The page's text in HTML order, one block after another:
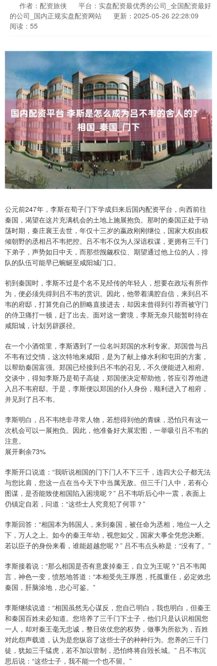
作者：配资旅侠
平台：实盘配资最优秀的公司_全国配资最好
的公司_国内正规实盘配资网站
更新：2025-05-26 22:28:09
阅读：55
公元前247年，李斯在荀子门下学成归来后国内配资平台，向西前往
秦国，渴望在这片充满机会的土地上施展抱负。那时的秦国正处于动
荡时期，秦庄襄王去世，年仅十三岁的嬴政刚刚继位，国家大权由权
倾朝野的丞相吕不韦把控。吕不韦不仅为人深谙权谋，更拥有三千门
下弟子，声势如日中天，而那些觊觎权位、期望通过他上位的人，排
队的队伍可能早已蜿蜒至咸阳城门口。
初到秦国时，李斯不过是个名不见经传的年轻人，想要在政坛有所作
为，便必须先得到吕不韦的赏识。因此，他带着满腔自信，来到吕不
韦的府邸，打算凭自己的胆略直接进去，却因未曾得到引荐而被守门
的侍卫痛打一顿，赶了出去。面对这一窘境，李斯无奈只能暂时待在
咸阳城，计划另辟蹊径。
在一个小酒馆里，李斯遇到了一位名叫郑国的水利专家。郑国曾与吕
不韦有过交情，这次特地来咸阳，是为了献上修水利和屯田的方案，
以帮助秦国富强。郑国已经接到吕不韦的召见，不久便能进入相府。
交谈中，得知李斯乃是荀子高徒，郑国便决定帮助他，答应引荐他进
入吕不韦府邸。于是，李斯便以郑国的仆人身份，顺利进入了相府，
并见到了吕不韦。
李斯明白，吕不韦绝非寻常人物，若想得到他的青睐，恐怕只有这一
次机会可以一展抱负。因此，他准备好大展宏图，一举吸引吕不韦的
注意。
展开剩余73%
李斯开口说道：“我听说相国的门下门人不下三千，连四大公子都无法
与您比肩，您这一点在当今天下中当属无敌。但三千门人中，若有心
图谋，是否能致使相国陷入困境呢？” 吕不韦听后心中一震，表面上
仍镇定自若，问道：“这些士人究竟犯了何罪？”
李斯回答：“相国本为韩国人，来到秦国，被任命为丞相，地位一人之
下，万人之上。如今的秦王年幼，视您如父，国家大事全凭您决断。
若以臣子的身份来看，谁能超越您呢？” 吕不韦点头称是：“没有了。”
李斯接着说：“那么相国是否有意废掉秦王，自立为王呢？”吕不韦闻
言，神色一变，愤怒地答道：“本相受先王厚恩，托孤重任，必定效忠
秦国，肝脑涂地，忠心可鉴。”
李斯继续说道：“相国虽然无心谋反，您自己明白，我也明白，但秦王
和秦国百姓未必知道。您培养了三千门下士子，他们只是认识相国您
一人，却对秦王毫无忠诚，整日依仗您的权势，做事为所欲为，百姓
对此怨声载道，认为是您纵容了这些士子的种种行为。您养的三千门
徒，犹如三千猛虎，若不加以管制，恐怕终将自毁长城。” 吕不韦沉
思后说：“这些士子，我不能一个也不留。”